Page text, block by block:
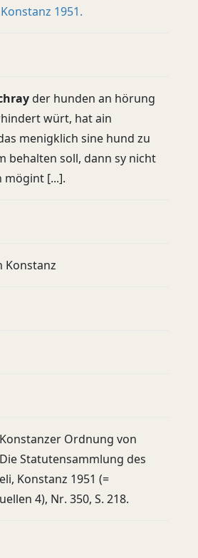
1951.
der hunden an hörung
würt, hat ain
menigklich sine hund zu
behalten soll, dann sy nicht
[...].
Konstanz
Ordnung von
Statutensammlung des
Konstanz 1951 (=
4), Nr. 350, S. 218.